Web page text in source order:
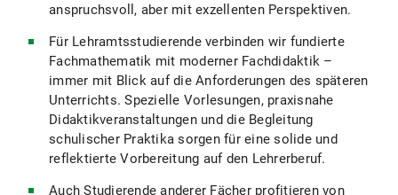
anspruchsvoll, aber mit exzellenten Perspektiven.
Für Lehramtsstudierende verbinden wir fundierte
Fachmathematik mit moderner Fachdidaktik –
immer mit Blick auf die Anforderungen des späteren
Unterrichts. Spezielle Vorlesungen, praxisnahe
Didaktikveranstaltungen und die Begleitung
schulischer Praktika sorgen für eine solide und
reflektierte Vorbereitung auf den Lehrerberuf.
Auch Studierende anderer Fächer profitieren von